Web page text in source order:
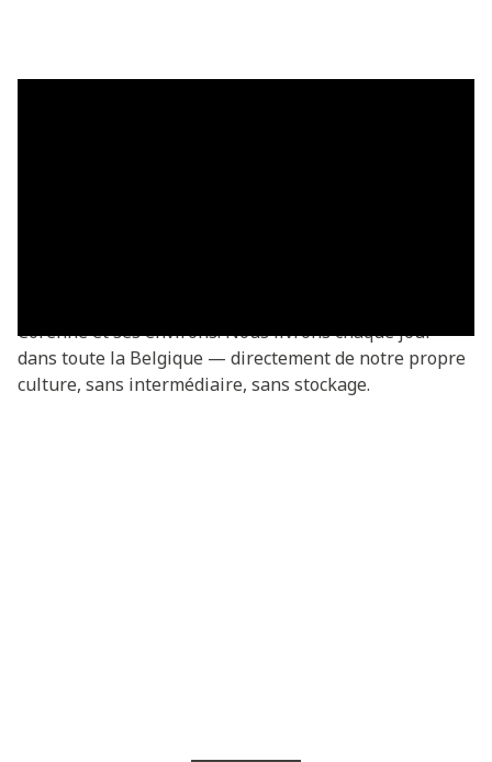
Corenne et ses environs. Nous livrons chaque jour
dans toute la Belgique — directement de notre propre
culture, sans intermédiaire, sans stockage.